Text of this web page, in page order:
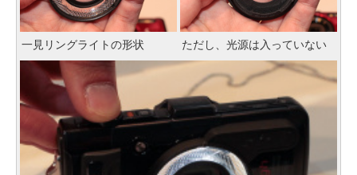
一見リングライトの形状 ただし、光源は入っていない